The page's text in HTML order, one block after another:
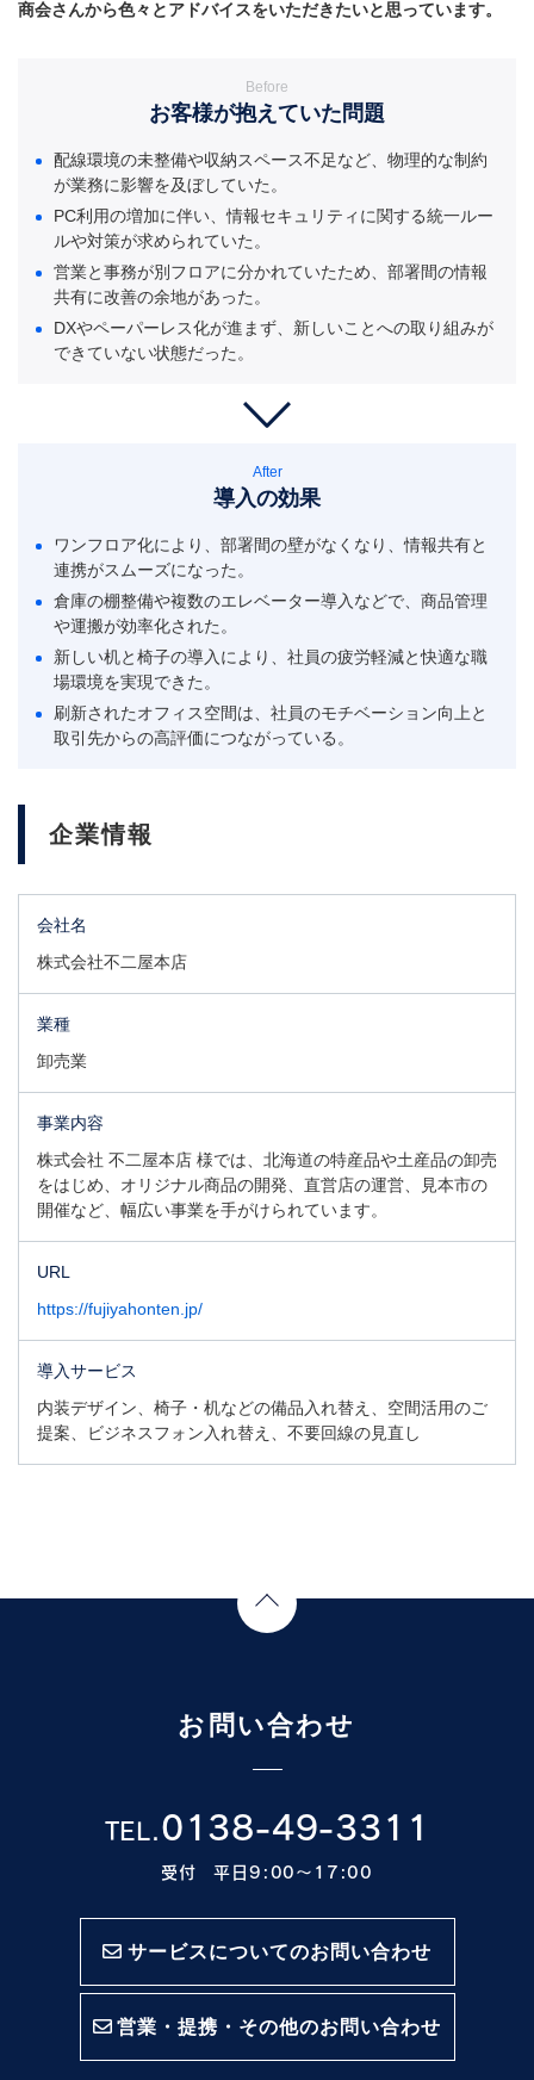
商会さんから色々とアドバイスをいただきたいと思っています。
Before
お客様が抱えていた問題
配線環境の未整備や収納スペース不足など、物理的な制約
が業務に影響を及ぼしていた。
PC利用の増加に伴い、情報セキュリティに関する統一ルー
ルや対策が求められていた。
営業と事務が別フロアに分かれていたため、部署間の情報
共有に改善の余地があった。
DXやペーパーレス化が進まず、新しいことへの取り組みが
できていない状態だった。
After
導入の効果
ワンフロア化により、部署間の壁がなくなり、情報共有と
連携がスムーズになった。
倉庫の棚整備や複数のエレベーター導入などで、商品管理
や運搬が効率化された。
新しい机と椅子の導入により、社員の疲労軽減と快適な職
場環境を実現できた。
刷新されたオフィス空間は、社員のモチベーション向上と
取引先からの高評価につながっている。
企業情報
会社名
株式会社不二屋本店
業種
卸売業
事業内容
株式会社 不二屋本店 様では、北海道の特産品や土産品の卸売
をはじめ、オリジナル商品の開発、直営店の運営、見本市の
開催など、幅広い事業を手がけられています。
URL
https://fujiyahonten.jp/
導入サービス
内装デザイン、椅子・机などの備品入れ替え、空間活用のご
提案、ビジネスフォン入れ替え、不要回線の見直し
お問い合わせ
TEL.0138-49-3311
受付 平日9:00〜17:00
サービスについてのお問い合わせ
営業・提携・その他のお問い合わせ